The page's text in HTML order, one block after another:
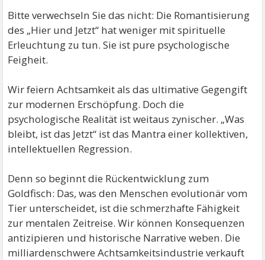
Bitte verwechseln Sie das nicht: Die Romantisierung
des „Hier und Jetzt“ hat weniger mit spirituelle
Erleuchtung zu tun. Sie ist pure psychologische
Feigheit.
Wir feiern Achtsamkeit als das ultimative Gegengift
zur modernen Erschöpfung. Doch die
psychologische Realität ist weitaus zynischer. „Was
bleibt, ist das Jetzt“ ist das Mantra einer kollektiven,
intellektuellen Regression.
Denn so beginnt die Rückentwicklung zum
Goldfisch: Das, was den Menschen evolutionär vom
Tier unterscheidet, ist die schmerzhafte Fähigkeit
zur mentalen Zeitreise. Wir können Konsequenzen
antizipieren und historische Narrative weben. Die
milliardenschwere Achtsamkeitsindustrie verkauft